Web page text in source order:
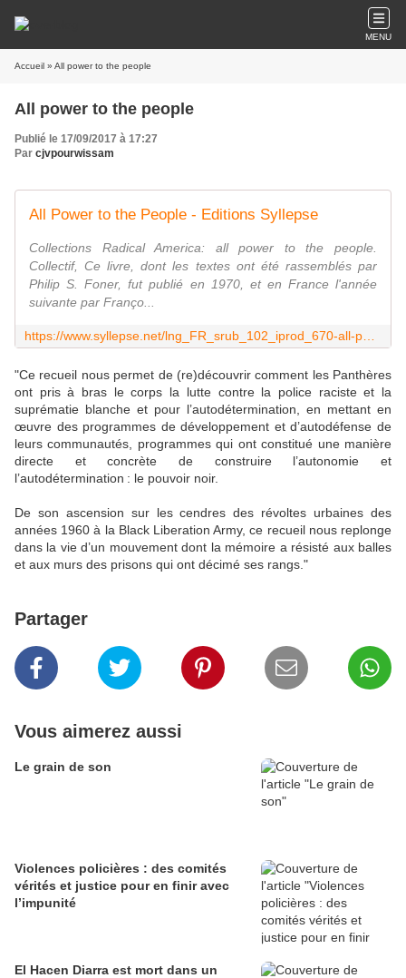
MENU
Accueil » All power to the people
All power to the people
Publié le 17/09/2017 à 17:27
Par cjvpourwissam
All Power to the People - Editions Syllepse
Collections Radical America: all power to the people.
Collectif, Ce livre, dont les textes ont été rassemblés par
Philip S. Foner, fut publié en 1970, et en France l'année
suivante par Franço...
"Ce recueil nous permet de (re)découvrir comment les Panthères
ont pris à bras le corps la lutte contre la police raciste et la
suprématie blanche et pour l’autodétermination, en mettant en
œuvre des programmes de développement et d’autodéfense de
leurs communautés, programmes qui ont constitué une manière
directe et concrète de construire l’autonomie et
l’autodétermination : le pouvoir noir.
De son ascension sur les cendres des révoltes urbaines des
années 1960 à la Black Liberation Army, ce recueil nous replonge
dans la vie d’un mouvement dont la mémoire a résisté aux balles
et aux murs des prisons qui ont décimé ses rangs."
Partager
Vous aimerez aussi
Le grain de son
Violences policières : des comités
vérités et justice pour en finir avec
l’impunité
El Hacen Diarra est mort dans un